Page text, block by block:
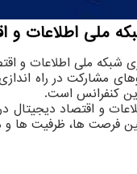
اطلاعات و
دیجیتال در قطب مراکز
مشارکت در راه
کنفرانس است.
و اقتصاد دیجیتال
فرصت ها، ظرفیت ها